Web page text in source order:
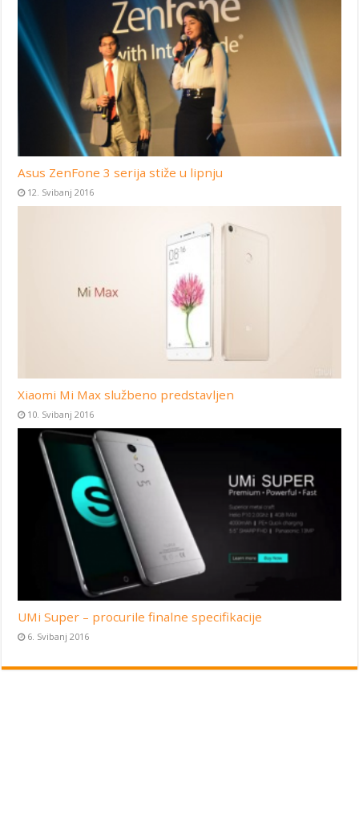
Asus ZenFone 3 serija stiže u lipnju
12. Svibanj 2016
Xiaomi Mi Max službeno predstavljen
10. Svibanj 2016
UMi Super – procurile finalne specifikacije
6. Svibanj 2016